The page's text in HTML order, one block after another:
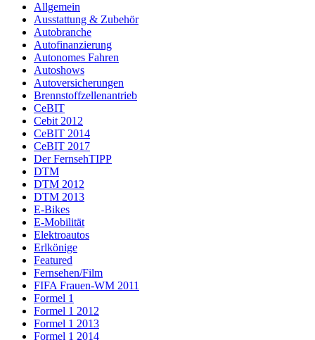
Allgemein
Ausstattung & Zubehör
Autobranche
Autofinanzierung
Autonomes Fahren
Autoshows
Autoversicherungen
Brennstoffzellenantrieb
CeBIT
Cebit 2012
CeBIT 2014
CeBIT 2017
Der FernsehTIPP
DTM
DTM 2012
DTM 2013
E-Bikes
E-Mobilität
Elektroautos
Erlkönige
Featured
Fernsehen/Film
FIFA Frauen-WM 2011
Formel 1
Formel 1 2012
Formel 1 2013
Formel 1 2014